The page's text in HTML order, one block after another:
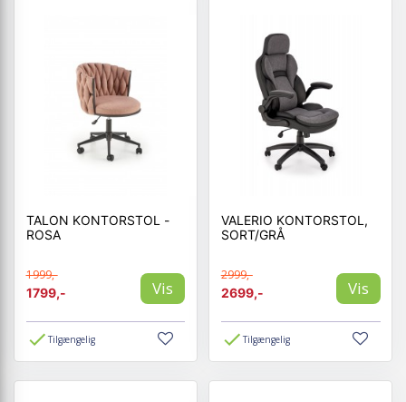
TALON KONTORSTOL -
ROSA
1999,-
1799,-
Vis
Tilgængelig
VALERIO KONTORSTOL,
SORT/GRÅ
2999,-
2699,-
Vis
Tilgængelig